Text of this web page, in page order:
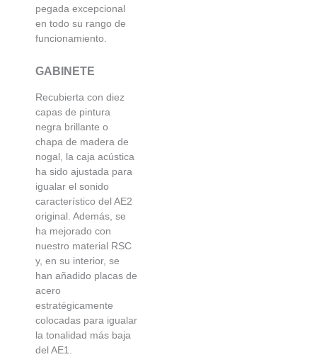
pegada excepcional
en todo su rango de
funcionamiento.
GABINETE
Recubierta con diez
capas de pintura
negra brillante o
chapa de madera de
nogal, la caja acústica
ha sido ajustada para
igualar el sonido
característico del AE2
original. Además, se
ha mejorado con
nuestro material RSC
y, en su interior, se
han añadido placas de
acero
estratégicamente
colocadas para igualar
la tonalidad más baja
del AE1.